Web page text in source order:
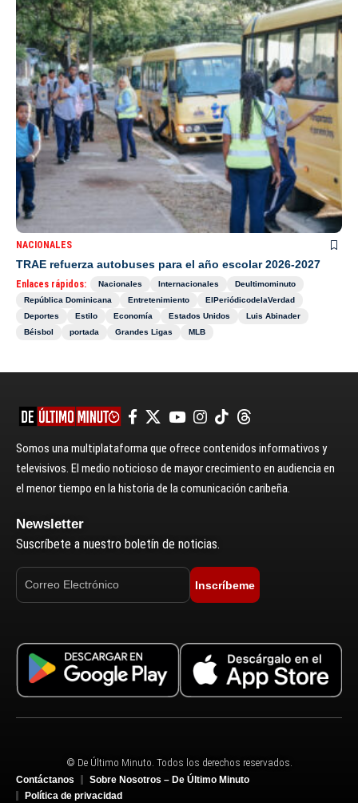
NACIONALES
TRAE refuerza autobuses para el año escolar 2026-2027
Enlaces rápidos: Nacionales Internacionales
Deultimominuto
República Dominicana
Entretenimiento
ElPeriódicodelaVerdad
Deportes
Estilo Economía Estados Unidos
Luis Abinader
Béisbol
portada Grandes Ligas MLB
Somos una multiplataforma que ofrece contenidos informativos y
televisivos. El medio noticioso de mayor crecimiento en audiencia en
el menor tiempo en la historia de la comunicación caribeña.
Newsletter
Suscríbete a nuestro boletín de noticias.
Inscríbeme
© De Último Minuto. Todos los derechos reservados.
Contáctanos
Sobre Nosotros – De Último Minuto
Política de privacidad